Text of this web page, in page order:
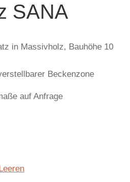
SANA
in Massivholz, Bauhöhe 10
Beckenzone
auf Anfrage
Leeren